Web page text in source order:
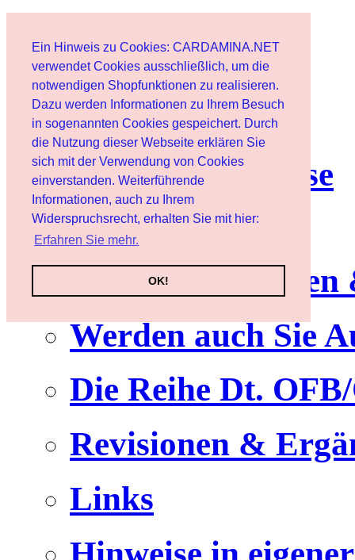
Ein Hinweis zu Cookies: CARDAMINA.NET
verwendet Cookies ausschließlich, um die
notwendigen Shopfunktionen zu realisieren.
Dazu werden Informationen zu Ihrem Besuch
in sogenannten Cookies gespeichert. Durch
die Nutzung dieser Webseite erklären Sie
sich mit der Verwendung von Cookies
einverstanden. Weiterführende
Informationen, auch zu Ihrem
Widerspruchsrecht, erhalten Sie mit hier:
Erfahren Sie mehr.
OK!
Benutzer
Newsletter
Nutzungshinweise
Service
Werden auch Sie
Die Reihe Dt.
Revisionen &
Links